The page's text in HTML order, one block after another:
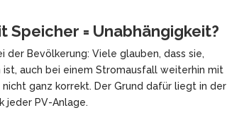
Speicher = Unabhängigkeit?
Bevölkerung: Viele glauben, dass sie,
auch bei einem Stromausfall weiterhin mit
ganz korrekt. Der Grund dafür liegt in der
jeder PV-Anlage.